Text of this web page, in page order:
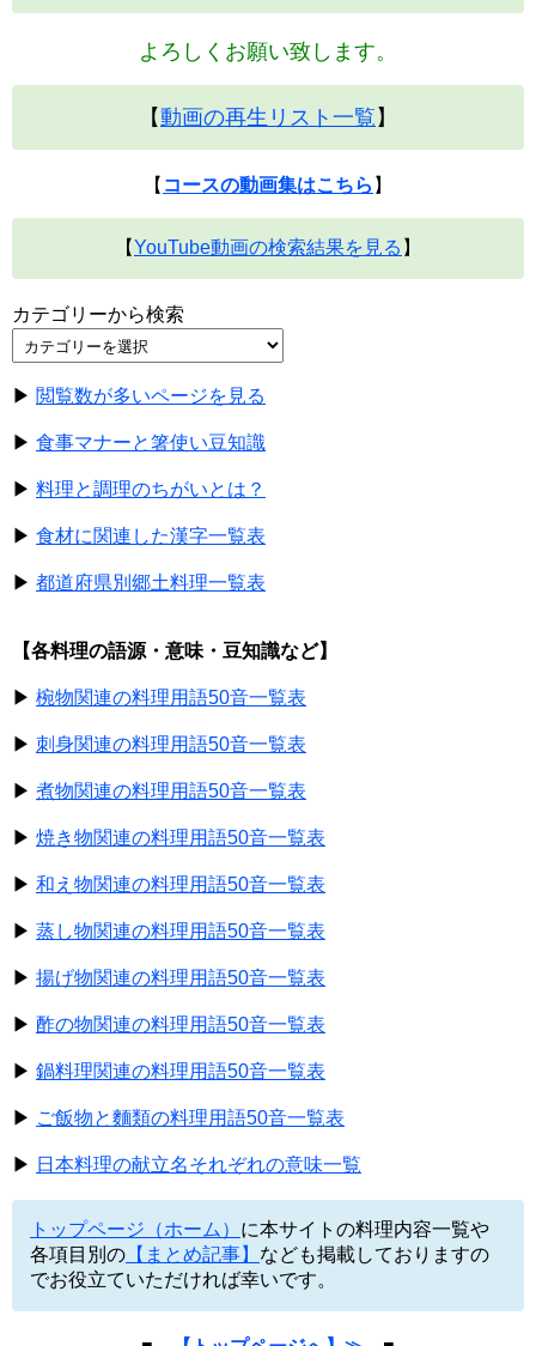
よろしくお願い致します。
【動画の再生リスト一覧 】
【 コースの動画集はこちら 】
【YouTube動画の検索結果を見る 】
カテゴリーから検索
▶ 閲覧数が多いページを見る
▶ 食事マナーと箸使い豆知識
▶ 料理と調理のちがいとは？
▶ 食材に関連した漢字一覧表
▶ 都道府県別郷土料理一覧表
【各料理の語源・意味・豆知識など】
▶ 椀物関連の料理用語50音一覧表
▶ 刺身関連の料理用語50音一覧表
▶ 煮物関連の料理用語50音一覧表
▶ 焼き物関連の料理用語50音一覧表
▶ 和え物関連の料理用語50音一覧表
▶ 蒸し物関連の料理用語50音一覧表
▶ 揚げ物関連の料理用語50音一覧表
▶ 酢の物関連の料理用語50音一覧表
▶ 鍋料理関連の料理用語50音一覧表
▶ ご飯物と麵類の料理用語50音一覧表
▶ 日本料理の献立名それぞれの意味一覧
トップページ（ホーム） に本サイトの料理内容一覧や
各項目別の 【まとめ記事】 なども掲載しておりますの
でお役立ていただければ幸いです。